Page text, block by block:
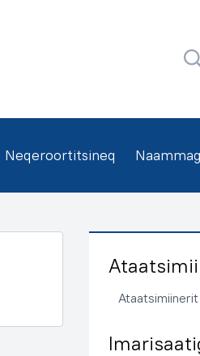
Neqeroortitsineq